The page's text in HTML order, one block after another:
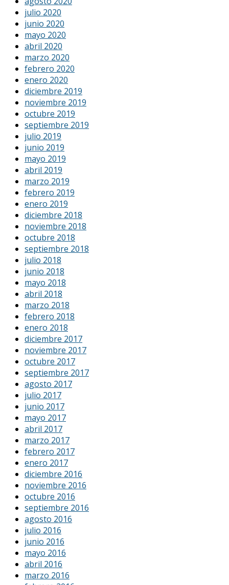
julio 2020
junio 2020
mayo 2020
abril 2020
marzo 2020
febrero 2020
enero 2020
diciembre 2019
noviembre 2019
octubre 2019
septiembre 2019
julio 2019
junio 2019
mayo 2019
abril 2019
marzo 2019
febrero 2019
enero 2019
diciembre 2018
noviembre 2018
octubre 2018
septiembre 2018
julio 2018
junio 2018
mayo 2018
abril 2018
marzo 2018
febrero 2018
enero 2018
diciembre 2017
noviembre 2017
octubre 2017
septiembre 2017
agosto 2017
julio 2017
junio 2017
mayo 2017
abril 2017
marzo 2017
febrero 2017
enero 2017
diciembre 2016
noviembre 2016
octubre 2016
septiembre 2016
agosto 2016
julio 2016
junio 2016
mayo 2016
abril 2016
marzo 2016